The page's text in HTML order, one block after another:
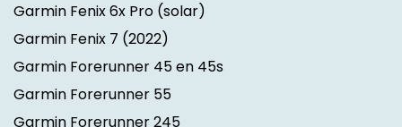
Garmin Fenix 6x Pro (solar)
Garmin Fenix 7 (2022)
Garmin Forerunner 45 en 45s
Garmin Forerunner 55
Garmin Forerunner 245